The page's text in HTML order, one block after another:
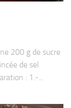
200 g de sucre
de sel
: 1.-...